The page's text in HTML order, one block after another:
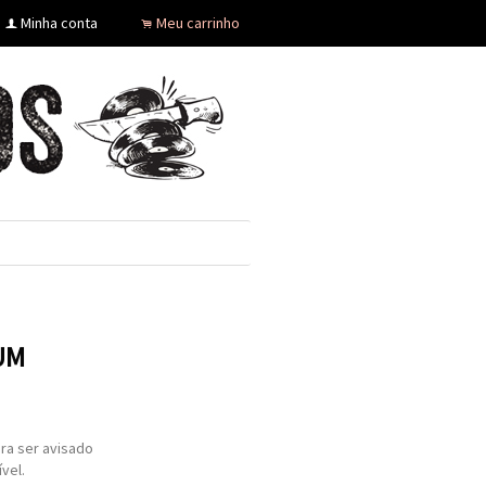
f Minha conta . Meu carrinho
ser avisado